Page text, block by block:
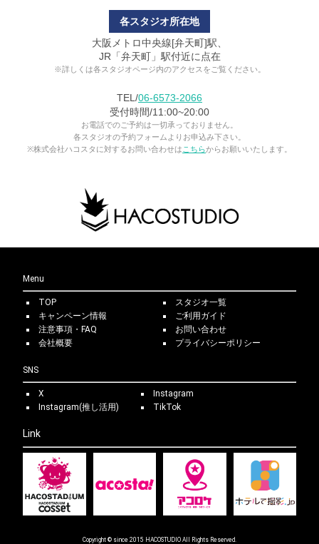
各スタジオ所在地
大阪メトロ中央線[弁天町]駅、
JR「弁天町」駅付近に点在
※詳しくは各スタジオページ内のアクセスをご覧ください。
TEL/06-6573-2066
受付時間/11:00~20:00
お電話でのご予約は一切承っておりません。
各スタジオの予約フォームよりお申込み下さい。
※株式会社ハコスタに対するお問い合わせは こちらからお願いいたします。
Menu
TOP
スタジオ一覧
キャンペーン情報
ご利用ガイド
注意事項・FAQ
お問い合わせ
会社概要
プライバシーポリシー
SNS
X
Instagram
Instagram(推し活用)
TikTok
Link
Copyright © since 2015 HACOSTUDIO All Rights Reserved.